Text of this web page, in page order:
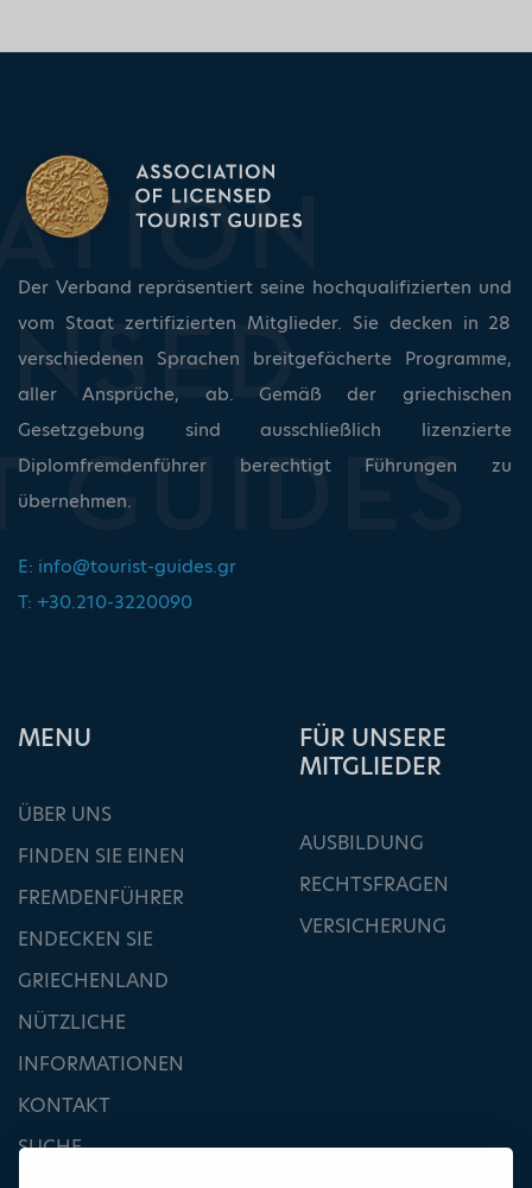
Der Verband repräsentiert seine hochqualifizierten und
vom Staat zertifizierten Mitglieder. Sie decken in 28
verschiedenen Sprachen breitgefächerte Programme,
aller Ansprüche, ab. Gemäß der griechischen
Gesetzgebung sind ausschließlich lizenzierte
Diplomfremdenführer berechtigt Führungen zu
übernehmen.
E: info@tourist-guides.gr
T: +30.210-3220090
ΜΕΝU
ÜBER UNS
FINDEN SIE EINEN
FREMDENFÜHRER
ENDECKEN SIE
GRIECHENLAND
NÜTZLICHE
INFORMATIONEN
KONTAKT
SUCHE
FÜR UNSERE
MITGLIEDER
AUSBILDUNG
RECHTSFRAGEN
VERSICHERUNG